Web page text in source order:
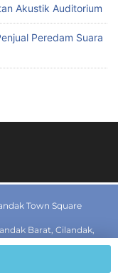
Akustik Auditorium
Peredam Suara
Town Square
Barat, Cilandak,
Indonesia